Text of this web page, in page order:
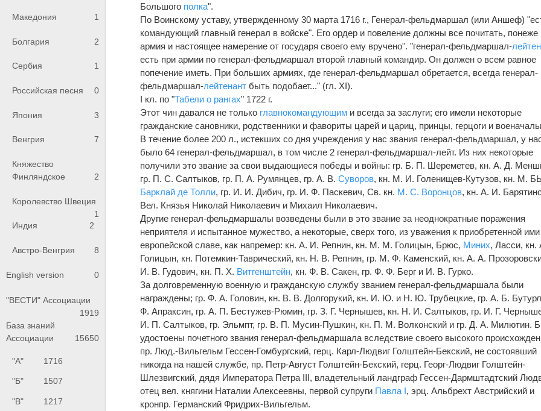
Македония 1
Болгария 2
Сербия 1
Российская песня 0
Япония 3
Венгрия 7
Княжество
Финляндское
2
Королевство Швеция
1
Индия
2
Австро-Венгрия 8
English version 0
"ВЕСТИ" Ассоциации
1919
База знаний
Ассоциации
15650
"А" 1716
"Б" 1507
"В" 1217
Большого полка".
По Воинскому уставу, утвержденному 30 марта 1716 г., Генерал-фельдмаршал (или Аншеф)
командующий главный генерал в войске". Его ордер и повеление должны все почитать, понеже
армия и настоящее намерение от государя своего ему вручено". "генерал-фельдмаршал-
есть при армии по генерал-фельдмаршал второй главный командир. Он должен о всем равное
попечение иметь. При больших армиях, где генерал-фельдмаршал обретается, всегда генерал-
фельдмаршал-лейтенант быть подобает..." (гл. XI).
I кл. по "Табели о рангах" 1722 г.
Этот чин давался не только главнокомандующим и всегда за заслуги; его имели некоторые
гражданские сановники, родственники и фавориты царей и цариц, принцы, герцоги и
В течение более 200 л., истекших со дня учреждения у нас звания генерал-фельдмаршал, у
было 64 генерал-фельдмаршал, в том числе 2 генерал-фельдмаршал-лейт. Из них некоторые
получили это звание за свои выдающиеся победы и войны: гр. Б. П. Шереметев, кн. А. Д.
гр. П. С. Салтыков, гр. П. А. Румянцев, гр. А. В.Суворов, кн. М. И. Голенищев-Кутузов, кн. М.
Барклай де Толли, гр. И. И. Дибич, гр. И. Ф. Паскевич, Св. кн. М. С. Воронцов, кн. А. И.
Вел. Князья Николай Николаевич и Михаил Николаевич.
Другие генерал-фельдмаршалы возведены были в это звание за неоднократные поражения
неприятеля и испытанное мужество, а некоторые, сверх того, из уважения к приобретенной ими
европейской славе, как напремер: кн. А. И. Репнин, кн. М. М. Голицын, Брюс, Миних, Ласси,
Голицын, кн. Потемкин-Таврический, кн. Н. В. Репнин, гр. М. Ф. Каменский, кн. А. А.
И. В. Гудович, кн. П. Х. Витгенштейн, кн. Ф. В. Сакен, гр. Ф. Ф. Берг и И. В. Гурко.
За долговременную военную и гражданскую службу званием генерал-фельдмаршала были
награждены; гр. Ф. А. Головин, кн. В. В. Долгорукий, кн. И. Ю. и Н. Ю. Трубецкие, гр. А. Б.
Ф. Апраксин, гр. А. П. Бестужев-Рюмин, гр. З. Г. Чернышев, кн. Н. И. Салтыков, гр. И. Г.
И. П. Салтыков, гр. Эльмпт, гр. В. П. Мусин-Пушкин, кн. П. М. Волконский и гр. Д. А. Милютин.
удостоены почетного звания генерал-фельдмаршала вследствие своего высокого
пр. Люд.-Вильгельм Гессен-Гомбургский, герц. Карл-Людвиг Голштейн-Бекский, не состоявший
никогда на нашей службе, пр. Петр-Август Голштейн-Бекский, герц. Георг-Людвиг Голштейн-
Шлезвигский, дядя Императора Петра III, владетельный ландграф Гессен-Дармштадтский
отец вел. княгини Наталии Алексеевны, первой супруги Павла I, эрц. Альбрехт Австрийский и
кронпр. Германский Фридрих-Вильгельм.